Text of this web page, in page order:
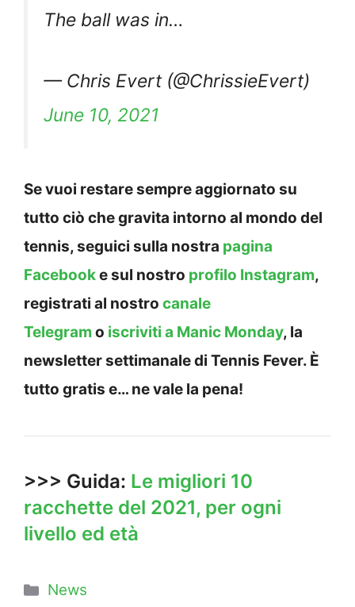
The ball was in…
— Chris Evert (@ChrissieEvert)
June 10, 2021
Se vuoi restare sempre aggiornato su
tutto ciò che gravita intorno al mondo del
tennis, seguici sulla nostra pagina
Facebooke sul nostro profilo Instagram,
registrati al nostro canale
Telegramo iscriviti a Manic Monday, la
newsletter settimanale di Tennis Fever. È
tutto gratis e… ne vale la pena!
>>> Guida: Le migliori 10
racchette del 2021, per ogni
livello ed età
Categorie
News